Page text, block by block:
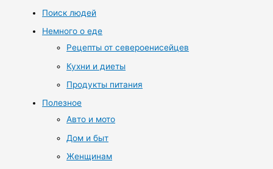
Поиск людей
Немного о еде
Рецепты от североенисейцев
Кухни и диеты
Продукты питания
Полезное
Авто и мото
Дом и быт
Женщинам